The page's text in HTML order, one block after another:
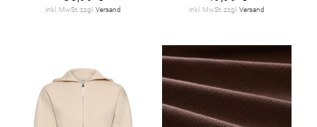
inkl. MwSt. zzgl. Versand inkl. MwSt. zzgl. Versand